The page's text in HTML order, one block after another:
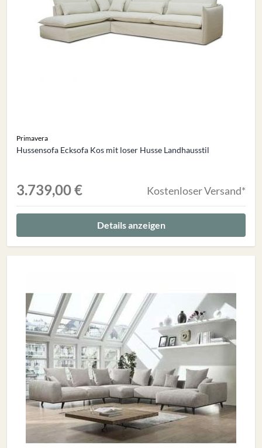
Primavera
Hussensofa Ecksofa Kos mit loser Husse Landhausstil
3.739,00 € Kostenloser Versand*
Details anzeigen